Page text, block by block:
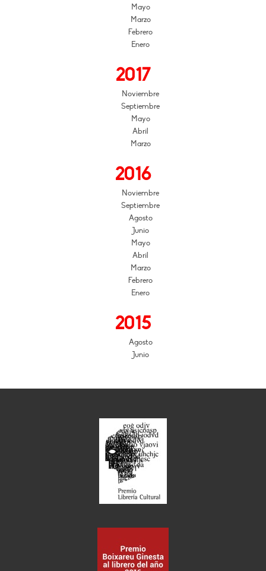
Mayo
Marzo
Febrero
Enero
2017
Noviembre
Septiembre
Mayo
Abril
Marzo
2016
Noviembre
Septiembre
Agosto
Junio
Mayo
Abril
Marzo
Febrero
Enero
2015
Agosto
Junio